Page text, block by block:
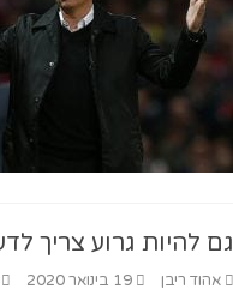
גם להיות גרוע צריך
אהוד ריבן 19 בינואר 2020